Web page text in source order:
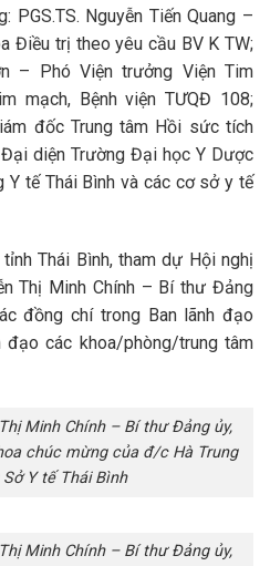
PGS.TS. Nguyễn Tiến Quang –
Điều trị theo yêu cầu BV K TW;
– Phó Viện trưởng Viện Tim
mạch, Bệnh viện TƯQĐ 108;
đốc Trung tâm Hồi sức tích
diện Trường Đại học Y Dược
Y tế Thái Bình và các cơ sở y tế
Thái Bình, tham dự Hội nghị
Thị Minh Chính – Bí thư Đảng
đồng chí trong Ban lãnh đạo
đạo các khoa/phòng/trung tâm
Minh Chính – Bí thư Đảng ủy,
chúc mừng của đ/c Hà Trung
Y tế Thái Bình
Minh Chính – Bí thư Đảng ủy,